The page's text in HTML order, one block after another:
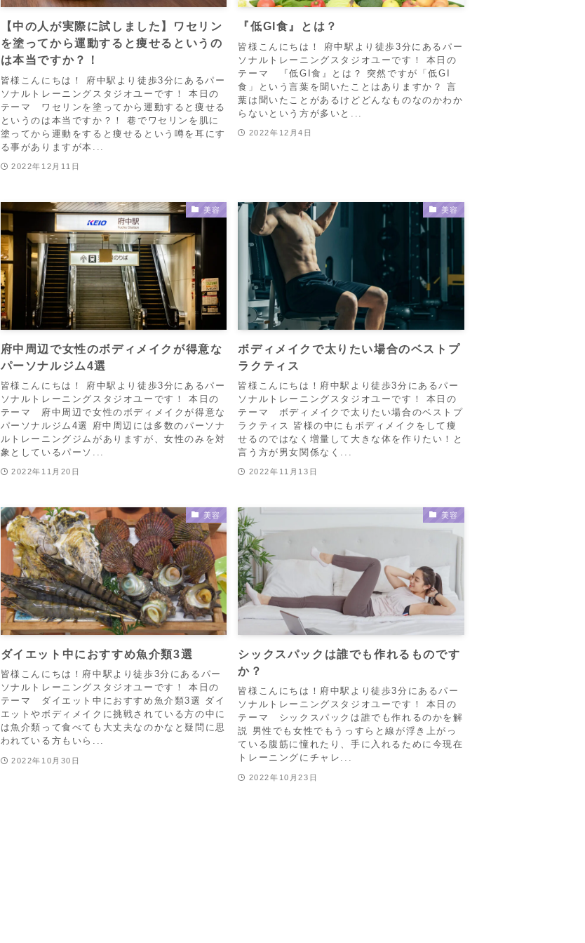
【中の人が実際に試しました】ワセリン
を塗ってから運動すると痩せるというの
は本当ですか？！
皆様こんにちは！ 府中駅より徒歩3分にあるパー
ソナルトレーニングスタジオユーです！ 本日の
テーマ ワセリンを塗ってから運動すると痩せる
というのは本当ですか？！ 巷でワセリンを肌に
塗ってから運動をすると痩せるという噂を耳にす
る事がありますが本...
2022年12月11日
『低GI食』とは？
皆様こんにちは！ 府中駅より徒歩3分にあるパー
ソナルトレーニングスタジオユーです！ 本日の
テーマ 『低GI食』とは？ 突然ですが「低GI
食」という言葉を聞いたことはありますか？ 言
葉は聞いたことがあるけどどんなものなのかわか
らないという方が多いと...
2022年12月4日
美容
府中周辺で女性のボディメイクが得意な
パーソナルジム4選
皆様こんにちは！ 府中駅より徒歩3分にあるパー
ソナルトレーニングスタジオユーです！ 本日の
テーマ 府中周辺で女性のボディメイクが得意な
パーソナルジム4選 府中周辺には多数のパーソナ
ルトレーニングジムがありますが、女性のみを対
象としているパーソ...
2022年11月20日
美容
ボディメイクで太りたい場合のベストプ
ラクティス
皆様こんにちは！府中駅より徒歩3分にあるパー
ソナルトレーニングスタジオユーです！ 本日の
テーマ ボディメイクで太りたい場合のベストプ
ラクティス 皆様の中にもボディメイクをして痩
せるのではなく増量して大きな体を作りたい！と
言う方が男女関係なく...
2022年11月13日
美容
ダイエット中におすすめ魚介類3選
皆様こんにちは！府中駅より徒歩3分にあるパー
ソナルトレーニングスタジオユーです！ 本日の
テーマ ダイエット中におすすめ魚介類3選 ダイ
エットやボディメイクに挑戦されている方の中に
は魚介類って食べても大丈夫なのかなと疑問に思
われている方もいら...
2022年10月30日
美容
シックスパックは誰でも作れるものです
か？
皆様こんにちは！府中駅より徒歩3分にあるパー
ソナルトレーニングスタジオユーです！ 本日の
テーマ シックスパックは誰でも作れるのかを解
説 男性でも女性でもうっすらと線が浮き上がっ
ている腹筋に憧れたり、手に入れるために今現在
トレーニングにチャレ...
2022年10月23日